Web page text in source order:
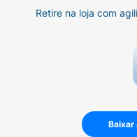
Retire na loja com
Baixar